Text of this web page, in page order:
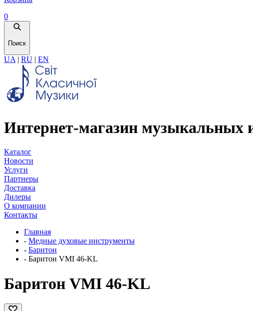
0
Поиск
UA | RU | EN
Интернет-магазин музыкальных
Каталог
Новости
Услуги
Партнеры
Доставка
Дилеры
О компании
Контакты
Главная
- Медные духовые инструменты
- Баритон
- Баритон VMI 46-KL
Баритон VMI 46-KL